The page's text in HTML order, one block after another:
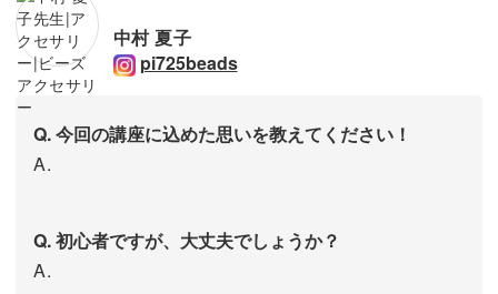
中村 夏子
pi725beads
Q. 今回の講座に込めた思いを教えてください！
A.
Q. 初心者ですが、大丈夫でしょうか？
A.